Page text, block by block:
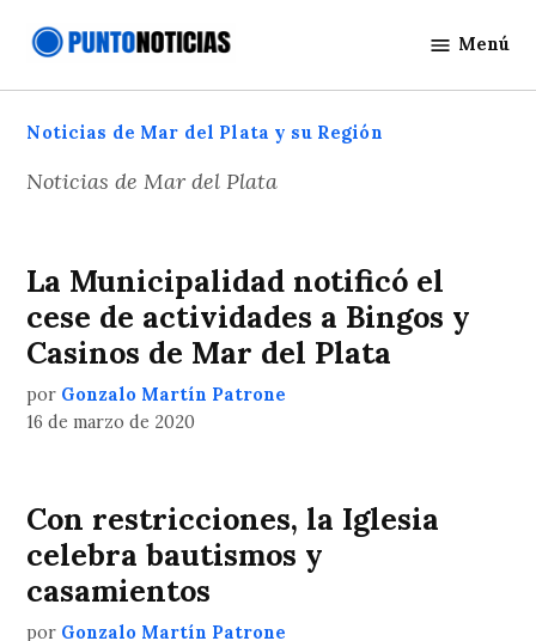
Noticias
Menú
Noticias de Mar del Plata y su Región
Noticias de Mar del Plata
La Municipalidad notificó el
cese de actividades a Bingos y
Casinos de Mar del Plata
por Gonzalo Martín Patrone
16 de marzo de 2020
Con restricciones, la Iglesia
celebra bautismos y
casamientos
por Gonzalo Martín Patrone